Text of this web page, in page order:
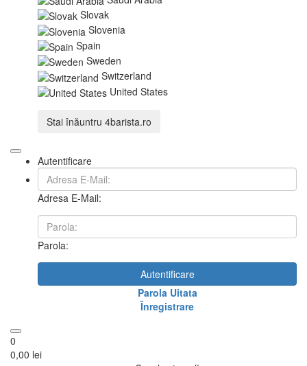
Slovak
Slovenia
Spain
Sweden
Switzerland
United States
Stai înăuntru 4barista.ro
Autentificare
Adresa E-Mail:
Parola:
Autentificare
Parola Uitata
Înregistrare
0
0,00 lei